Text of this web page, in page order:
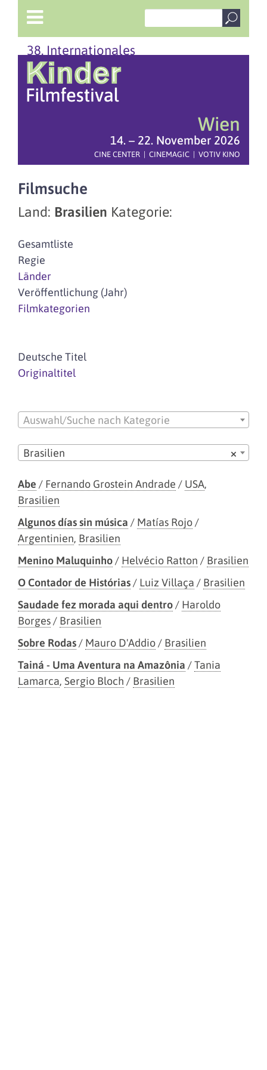
38. Internationales
Wien
14. – 22. November 2026
CINE CENTER | CINEMAGIC | VOTIV KINO
Filmsuche
Land: Brasilien Kategorie:
Gesamtliste
Regie
Länder
Veröffentlichung (Jahr)
Filmkategorien
Deutsche Titel
Originaltitel
Auswahl/Suche nach Kategorie
×
Brasilien
Abe / Fernando Grostein Andrade / USA,
Brasilien
Algunos días sin música / Matías Rojo/
Argentinien, Brasilien
Menino Maluquinho/ Helvécio Ratton / Brasilien
O Contador de Histórias/ Luiz Villaça / Brasilien
Saudade fez morada aqui dentro/ Haroldo
Borges/ Brasilien
Sobre Rodas/ Mauro D'Addio/ Brasilien
Tainá - Uma Aventura na Amazônia /Tania
Lamarca, Sergio Bloch / Brasilien